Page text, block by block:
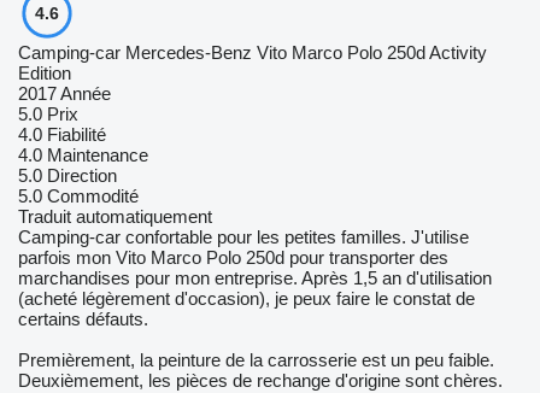
4.6
Camping-car Mercedes-Benz Vito Marco Polo 250d Activity
Edition
2017 Année
5.0 Prix
4.0 Fiabilité
4.0 Maintenance
5.0 Direction
5.0 Commodité
Traduit automatiquement
Camping-car confortable pour les petites familles. J'utilise
parfois mon Vito Marco Polo 250d pour transporter des
marchandises pour mon entreprise. Après 1,5 an d'utilisation
(acheté légèrement d'occasion), je peux faire le constat de
certains défauts.
Premièrement, la peinture de la carrosserie est un peu faible.
Deuxièmement, les pièces de rechange d'origine sont chères.